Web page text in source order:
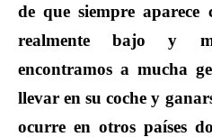
de que siempre
realmente bajo y
encontramos a mucha
llevar en su coche y
ocurre en otros países